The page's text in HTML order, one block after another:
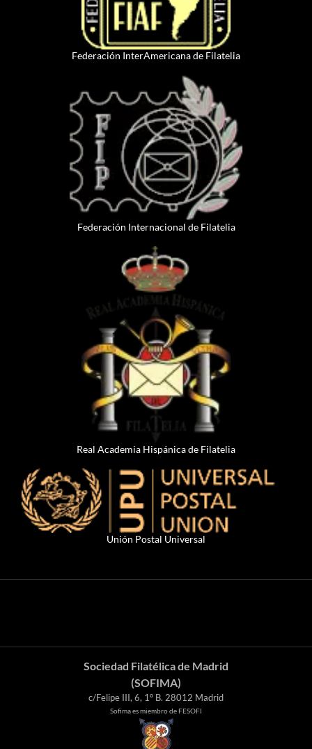
Federación InterAmericana de Filatelia
Federación Internacional de Filatelia
Real Academia Hispánica de Filatelia
Unión Postal Universal
Sociedad Filatélica de Madrid
(SOFIMA)
c/Felipe III, 6, 1º B. 28012 Madrid
Sofima es miembro de FESOFI